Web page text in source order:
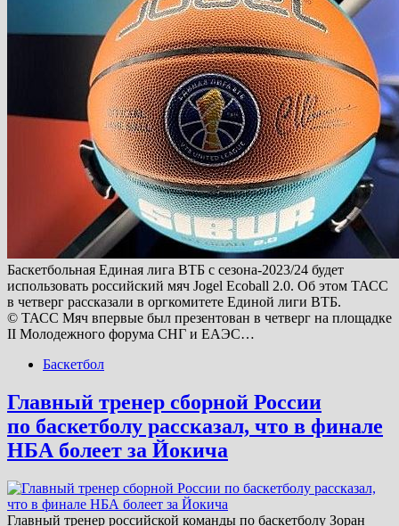
Баскетбольная Единая лига ВТБ с сезона-2023/24 будет
использовать российский мяч Jogel Ecoball 2.0. Об этом ТАСС
в четверг рассказали в оргкомитете Единой лиги ВТБ.
© ТАСС Мяч впервые был презентован в четверг на площадке
II Молодежного форума СНГ и ЕАЭС…
Баскетбол
Главный тренер сборной России
по баскетболу рассказал, что в финале
НБА болеет за Йокича
Главный тренер российской команды по баскетболу Зоран